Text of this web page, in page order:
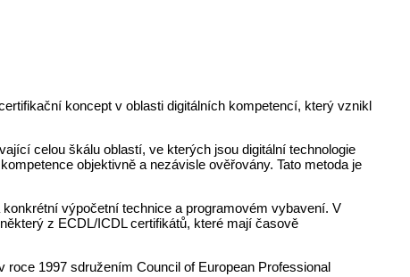
koncept v oblasti digitálních kompetencí, který vznikl
celou škálu oblastí, ve kterých jsou digitální technologie
objektivně a nezávisle ověřovány. Tato metoda je
výpočetní technice a programovém vybavení. V
z ECDL/ICDL certifikátů, které mají časově
1997 sdružením Council of European Professional